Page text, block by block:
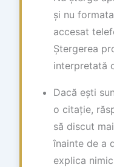
și nu
accesat
Ștergerea
interpretată
Dacă ești
o citație,
să discut
înainte de a
explica